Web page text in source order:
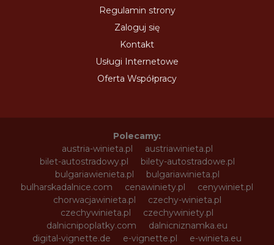
Regulamin strony
Zaloguj się
Kontakt
Usługi Internetowe
Oferta Współpracy
Polecamy:
austria-winieta.pl
austriawinieta.pl
bilet-autostradowy.pl
bilety-autostradowe.pl
bulgariawienieta.pl
bulgariawinieta.pl
bulharskadalnice.com
cenawiniety.pl
cenywiniet.pl
chorwacjawinieta.pl
czechy-winieta.pl
czechywinieta.pl
czechywiniety.pl
dalnicnipoplatky.com
dalnicniznamka.eu
digital-vignette.de
e-vignette.pl
e-winieta.eu